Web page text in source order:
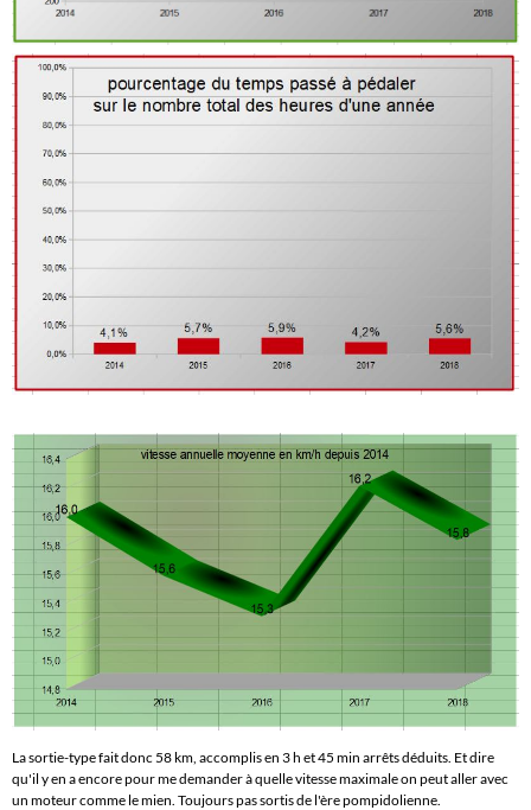
La sortie-type fait donc 58 km, accomplis en 3 h et 45 min arrêts déduits. Et dire
qu'il y en a encore pour me demander à quelle vitesse maximale on peut aller avec
un moteur comme le mien. Toujours pas sortis de l'ère pompidolienne.